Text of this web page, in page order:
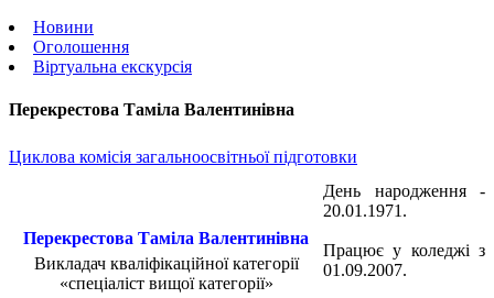
Новини
Оголошення
Віртуальна екскурсія
Перекрестова Таміла Валентинівна
Циклова комісія загальноосвітньої підготовки
Перекрестова Таміла Валентинівна
Викладач кваліфікаційної категорії
«спеціаліст вищої категорії»
День народження -
20.01.1971.
Працює у коледжі з
01.09.2007.